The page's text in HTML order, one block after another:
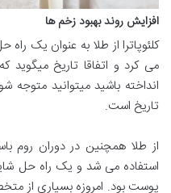
افزایش روند بهبود زخم ها
کلئوپاترا از طلا به عنوان یک
می کرد و اتفاقا تاریخ میگوید
انداخته باشید میتوانید
تاریخ است.
از طلا همچنین در دوران روم
استفاده می شد و یک راه حل
پوست بود. امروزه بسیاری از